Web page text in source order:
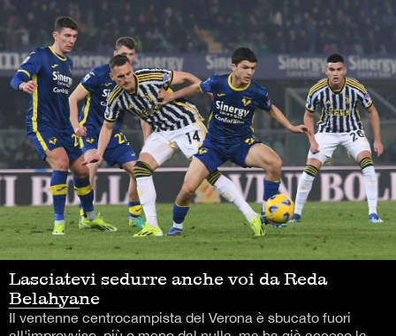
Lasciatevi sedurre anche voi da Reda
Belahyane
Il ventenne centrocampista del Verona è sbucato fuori